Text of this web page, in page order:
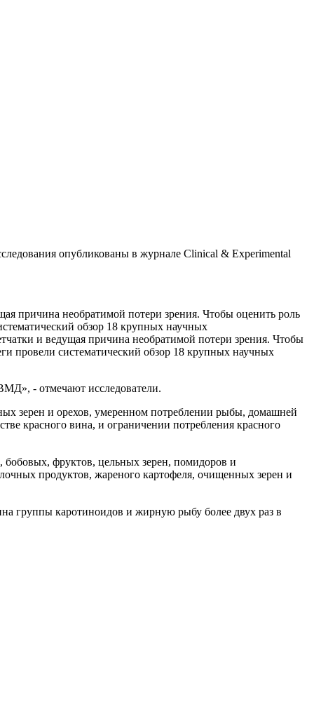
опубликованы в журнале Clinical & Experimental
причина необратимой потери зрения. Чтобы оценить роль
обзор 18 крупных научных
и ведущая причина необратимой потери зрения. Чтобы
провели систематический обзор 18 крупных научных
- отмечают исследователи.
зерен и орехов, умеренном потреблении рыбы, домашней
красного вина, и ограничении потребления красного
бобовых, фруктов, цельных зерен, помидоров и
продуктов, жареного картофеля, очищенных зерен и
группы каротиноидов и жирную рыбу более двух раз в